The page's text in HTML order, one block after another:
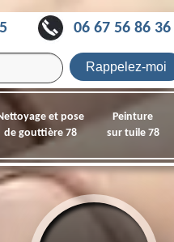
06 67 56 86 36
et pose
de gouttière 78
Peinture
sur tuile 78